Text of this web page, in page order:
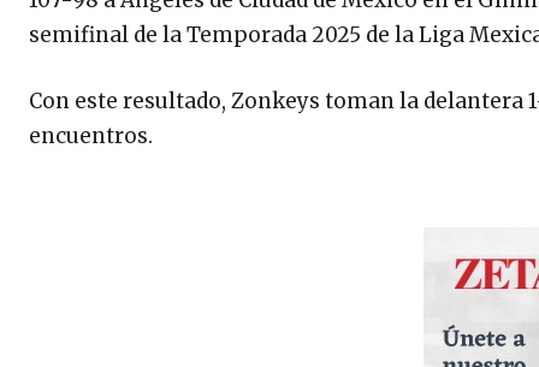
semifinal de la Temporada 2025 de la Liga
Con este resultado, Zonkeys toman la delantera
encuentros.